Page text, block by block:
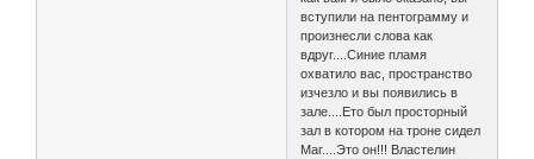
вступили на пентограмму и
произнесли слова как
вдруг....Синие пламя
охватило вас, пространство
изчезло и вы появились в
зале....Ето был просторный
зал в котором на троне сидел
Маг....Это он!!! Властелин